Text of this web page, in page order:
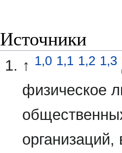
Источники
↑ 1,0 1,1 1,2 1,3
физическое